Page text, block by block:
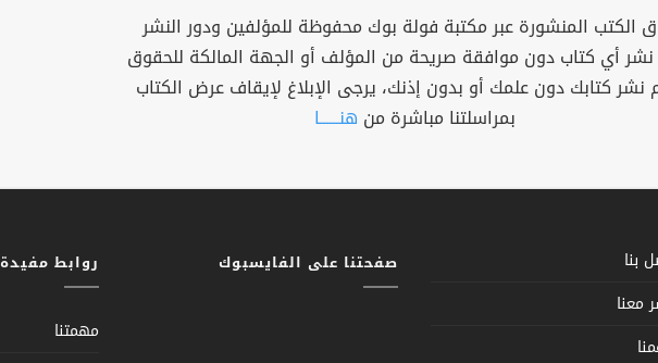
الكتب المنشورة عبر مكتبة فولة بوك محفوظة للمؤلفين ودور النشر
نشر أي كتاب دون موافقة صريحة من المؤلف أو الجهة المالكة للحقوق
نشر كتابك دون علمك أو بدون إذنك، يرجى الإبلاغ لإيقاف عرض الكتاب
بمراسلتنا مباشرة من هنــــــا
بنا
معنا
صفحتنا على الفايسبوك روابط مفيدة
مهمتنا